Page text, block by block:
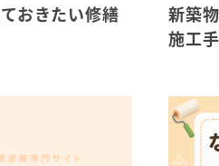
おきたい修繕
新築
施工